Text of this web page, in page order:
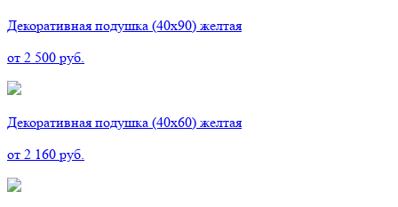
Декоративная подушка (40х90) желтая
от 2 500 руб.
Декоративная подушка (40х60) желтая
от 2 160 руб.